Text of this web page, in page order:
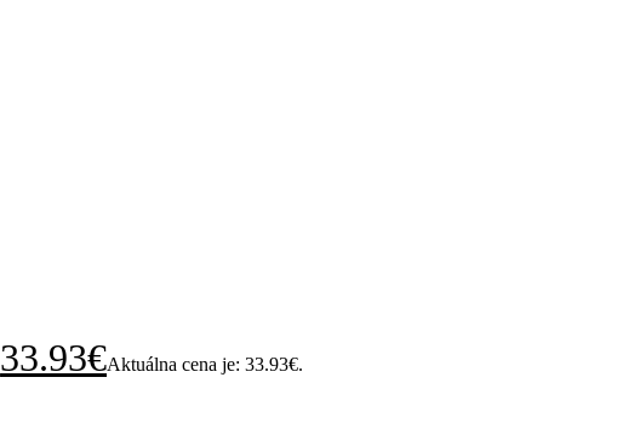
33.93€Aktuálna cena je: 33.93€.